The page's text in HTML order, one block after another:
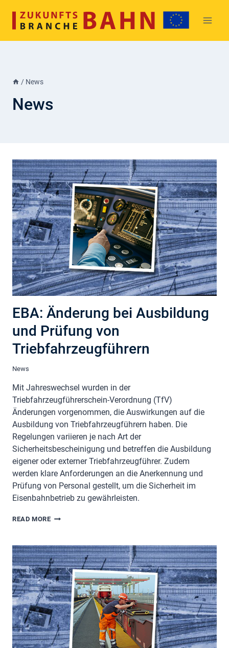
content
/ News
News
EBA: Änderung bei Ausbildung
und Prüfung von
Triebfahrzeugführern
News
Mit Jahreswechsel wurden in der
Triebfahrzeugführerschein-Verordnung (TfV)
Änderungen vorgenommen, die Auswirkungen auf die
Ausbildung von Triebfahrzeugführern haben. Die
Regelungen variieren je nach Art der
Sicherheitsbescheinigung und betreffen die Ausbildung
eigener oder externer Triebfahrzeugführer. Zudem
werden klare Anforderungen an die Anerkennung und
Prüfung von Personal gestellt, um die Sicherheit im
Eisenbahnbetrieb zu gewährleisten.
READ MOREEBA:
AUSBILDUNG
UND
PRÜFUNG
VON
TRIEBFAHRZEUGFÜHRERN